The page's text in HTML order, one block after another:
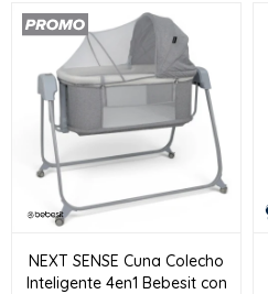
NEXT SENSE Cuna Colecho
Inteligente 4en1 Bebesit con